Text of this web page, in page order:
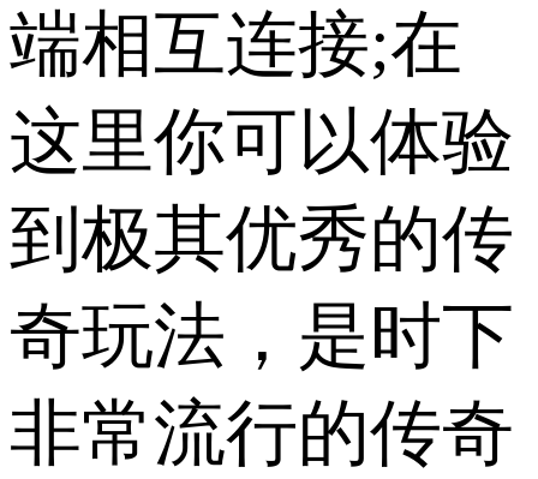
端相互连接;在
这里你可以体验
到极其优秀的传
奇玩法，是时下
非常流行的传奇